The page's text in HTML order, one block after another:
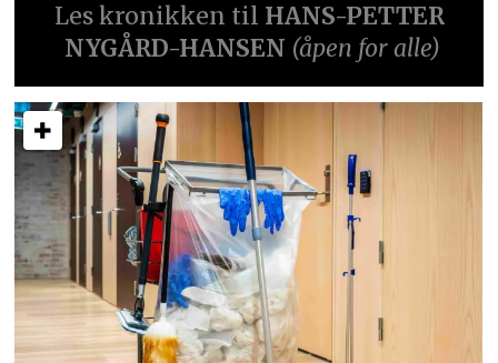
Les kronikken til HANS-PETTER
NYGÅRD-HANSEN (åpen for alle)